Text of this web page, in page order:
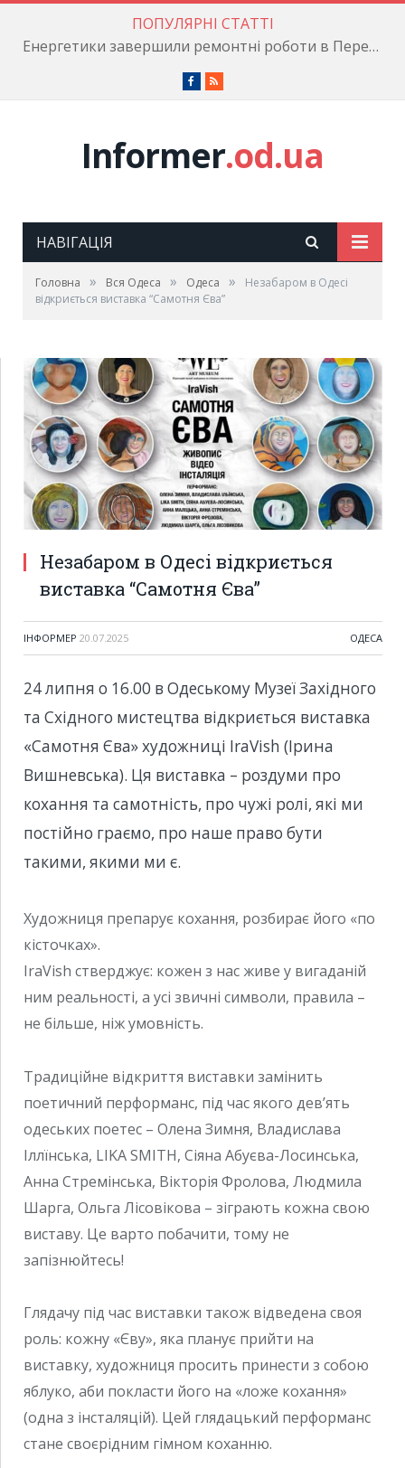
ПОПУЛЯРНІ СТАТТІ
Енергетики завершили ремонтні роботи в Пересипському районі
Facebook
RSS
Informer.od.ua
НАВІГАЦІЯ
Головна » Вся Одеса » Одеса »
Незабаром в Одесі
відкриється виставка “Самотня Єва”
Незабаром в Одесі відкриється
виставка “Самотня Єва”
ІНФОРМЕР 20.07.2025 ОДЕСА
24 липня о 16.00 в Одеському Музеї Західного
та Східного мистецтва відкриється виставка
«Самотня Єва» художниці IraVish (Ірина
Вишневська). Ця виставка – роздуми про
кохання та самотність, про чужі ролі, які ми
постійно граємо, про наше право бути
такими, якими ми є.
Художниця препарує кохання, розбирає його «по
кісточках».
IraVish стверджує: кожен з нас живе у вигаданій
ним реальності, а усі звичні символи, правила –
не більше, ніж умовність.
Традиційне відкриття виставки замінить
поетичний перформанс, під час якого дев’ять
одеських поетес – Олена Зимня, Владислава
Іллїнська, LIKA SMITH, Сіяна Абуєва-Лосинська,
Анна Стремінська, Вікторія Фролова, Людмила
Шарга, Ольга Лісовікова – зіграють кожна свою
виставу. Це варто побачити, тому не
запізнюйтесь!
Глядачу під час виставки також відведена своя
роль: кожну «Єву», яка планує прийти на
виставку, художниця просить принести з собою
яблуко, аби покласти його на «ложе кохання»
(одна з інсталяцій). Цей глядацький перформанс
стане своєрідним гімном коханню.